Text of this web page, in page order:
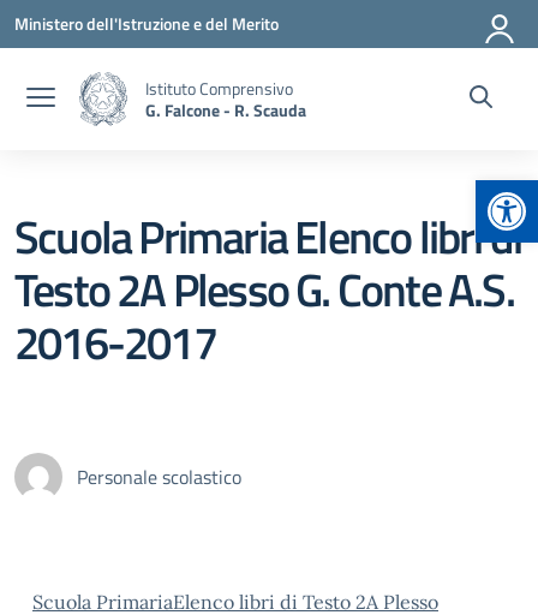
Vai ai contenuti
Vai al menu di navigazione
Vai al footer
Ministero dell'Istruzione e del Merito
Istituto Comprensivo
G. Falcone - R. Scauda
Scuola Primaria Elenco libri di
Testo 2A Plesso G. Conte A.S.
2016-2017
Personale scolastico
Scuola PrimariaElenco libri di Testo 2A Plesso